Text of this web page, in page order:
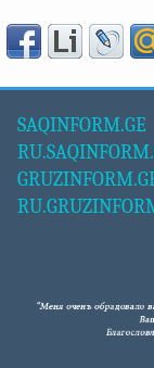
SAQINFORM.GE